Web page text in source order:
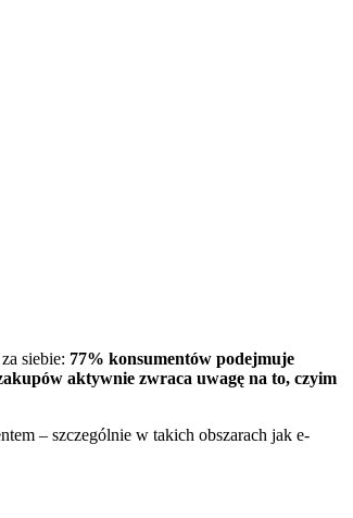
siebie: 77% konsumentów podejmuje
aktywnie zwraca uwagę na to, czyim
– szczególnie w takich obszarach jak e-